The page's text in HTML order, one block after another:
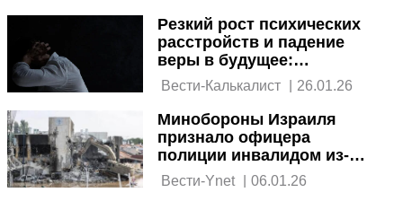
Резкий рост психических
расстройств и падение
веры в будущее:
тревожные данные по
Израилю
Вести-Калькалист | 26.01.26
Минобороны Израиля
признало офицера
полиции инвалидом из-за
просмотра видео резни 7
октября
Вести-Ynet | 06.01.26